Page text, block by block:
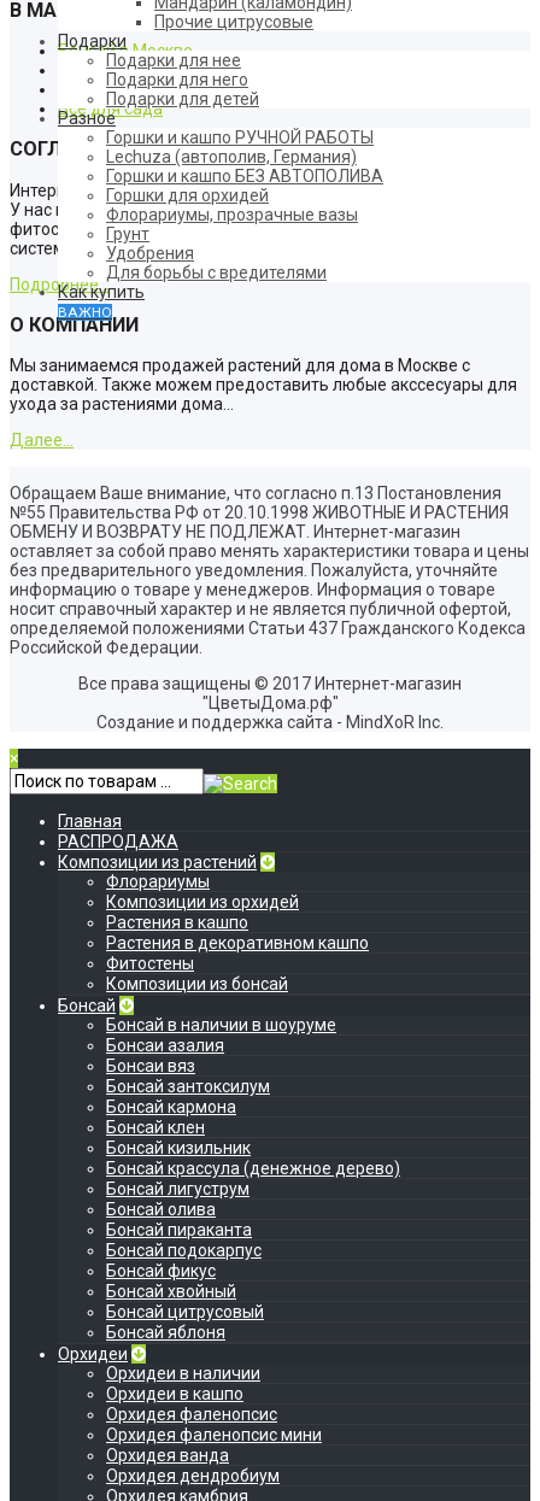
Прочие цитрусовые
Подарки
Подарки для нее
Подарки для него
Подарки для детей
Разное
Горшки и кашпо РУЧНОЙ РАБОТЫ
Lechuza (автополив, Германия)
Горшки и кашпо БЕЗ АВТОПОЛИВА
Горшки для орхидей
Флорариумы, прозрачные вазы
Грунт
Удобрения
Для борьбы с вредителями
Как купить
ВАЖНО
В МАГАЗИНЕ
Бонсай в Москве
Орхидеи в Москве
Растения с доставкой
Все для сада
СОГЛАШЕНИЕ
Интернет-магазин систем микроклимата для растений в Москве.
У нас можно купить следующие системы освещения:
фитосветильники, фитолампы, а также стеллажи оснащённые
системами, необходимыми Вашим растениям
Подробнее...
О КОМПАНИИ
Мы занимаемся продажей растений для дома в Москве с
доставкой. Также можем предоставить любые акссесуары для
ухода за растениями дома...
Далее...
Обращаем Ваше внимание, что согласно п.13 Постановления
№55 Правительства РФ от 20.10.1998 ЖИВОТНЫЕ И РАСТЕНИЯ
ОБМЕНУ И ВОЗВРАТУ НЕ ПОДЛЕЖАТ. Интернет-магазин
оставляет за собой право менять характеристики товара и цены
без предварительного уведомления. Пожалуйста, уточняйте
информацию о товаре у менеджеров. Информация о товаре
носит справочный характер и не является публичной офертой,
определяемой положениями Статьи 437 Гражданского Кодекса
Российской Федерации.
Все права защищены © 2017 Интернет-магазин
"ЦветыДома.рф"
Создание и поддержка сайта - MindXoR Inc.
×
Главная
РАСПРОДАЖА
Композиции из растений
Флорариумы
Композиции из орхидей
Растения в кашпо
Растения в декоративном кашпо
Фитостены
Композиции из бонсай
Бонсай
Бонсай в наличии в шоуруме
Бонсаи азалия
Бонсаи вяз
Бонсай зантоксилум
Бонсай кармона
Бонсай клен
Бонсай кизильник
Бонсай крассула (денежное дерево)
Бонсай лигуструм
Бонсай олива
Бонсай пираканта
Бонсай подокарпус
Бонсай фикус
Бонсай хвойный
Бонсай цитрусовый
Бонсай яблоня
Орхидеи
Орхидеи в наличии
Орхидеи в кашпо
Орхидея фаленопсис
Орхидея фаленопсис мини
Орхидея ванда
Орхидея дендробиум
Орхидея камбрия